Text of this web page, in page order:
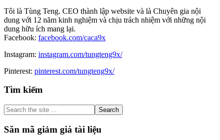
Tôi là Tùng Teng. CEO thành lập website và là Chuyên gia nội
dung với 12 năm kinh nghiệm và chịu trách nhiệm với những nội
dung hữu ích mang lại.
Facebook: facebook.com/caca9x
Instagram: instagram.com/tungteng9x/
Pinterest: pinterest.com/tungteng9x/
Primary
Sidebar
Tìm kiếm
Search
the
site
...
Săn mã giảm giá tài liệu